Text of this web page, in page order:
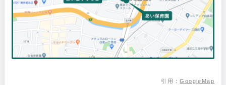
引用：GoogleMap